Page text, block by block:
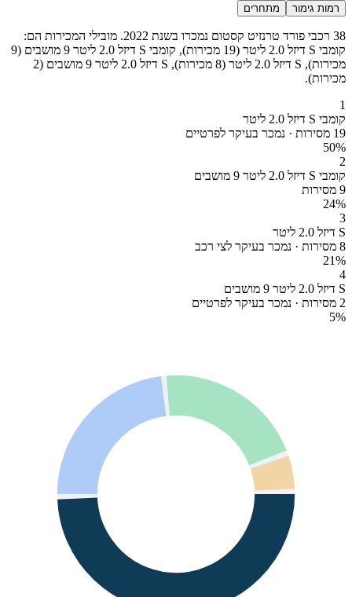
רמות גימור מתחרים
38 רכבי פורד טרנזיט קסטום נמכרו בשנת 2022. מובילי המכירות הם:
קומבי S דיזל 2.0 ליטר (19 מכירות), קומבי S דיזל 2.0 ליטר 9 מושבים (9
מכירות), S דיזל 2.0 ליטר (8 מכירות), S דיזל 2.0 ליטר 9 מושבים (2
מכירות).
1
קומבי S דיזל 2.0 ליטר
19 מסירות · נמכר בעיקר לפרטיים
50%
2
קומבי S דיזל 2.0 ליטר 9 מושבים
9 מסירות
24%
3
S דיזל 2.0 ליטר
8 מסירות · נמכר בעיקר לצי רכב
21%
4
S דיזל 2.0 ליטר 9 מושבים
2 מסירות · נמכר בעיקר לפרטיים
5%